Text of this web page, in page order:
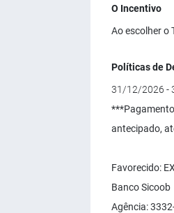
O Incentivo
Ao escolher o
Políticas de
31/12/2026 -
antecipado,
Favorecido:
Banco Sicoob
Agência: